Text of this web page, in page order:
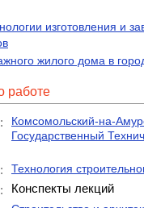
изготовления и
жилого дома в
работе
Комсомольский-на-
Государственный
Технология
Конспекты лекций